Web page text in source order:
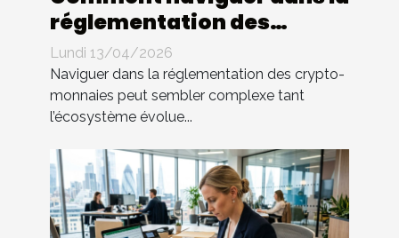
réglementation des
crypto-monnaies ?
Lundi 13/04/2026
Naviguer dans la réglementation des crypto-
monnaies peut sembler complexe tant
l’écosystème évolue...